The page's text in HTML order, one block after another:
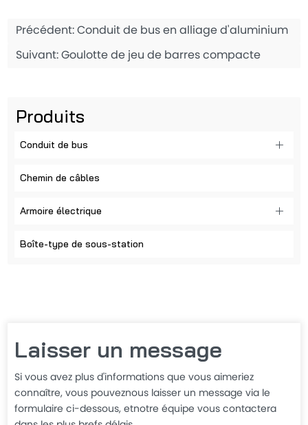
Précédent:Conduit de bus en alliage d'aluminium
Suivant:Goulotte de jeu de barres compacte
Produits
Conduit de bus
Chemin de câbles
Armoire électrique
Boîte-type de sous-station
Laisser un message
Si vous avez plus d'informations que vous aimeriez
connaître, vous pouveznous laisser un message via le
formulaire ci-dessous, etnotre équipe vous contactera